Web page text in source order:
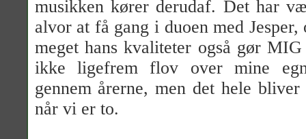
musikken kører derudaf. Det har
alvor at få gang i duoen med
meget hans kvaliteter også gør
ikke ligefrem flov over mine
gennem årerne, men det hele
når vi er to.